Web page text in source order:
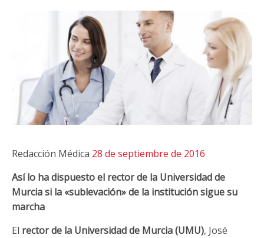
Redacción Médica 28 de septiembre de 2016
Así lo ha dispuesto el rector de la Universidad de
Murcia si la «sublevación» de la institución sigue su
marcha
El rector de la Universidad de Murcia (UMU), José